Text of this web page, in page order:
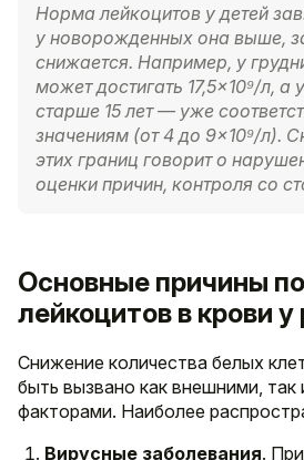
Норма лейкоцитов у детей
у новорожденных она выше,
снижается. Например, у
может достигать 17,5×10⁹/л, а
старше 15 лет — уже
значениям (от 4 до 9×10⁹/л).
этих границ говорит о
оценки причин, контроля со
Основные причины
лейкоцитов в крови у
Снижение количества белых
быть вызвано как внешними, так
факторами. Наиболее
Вирусные заболевания.